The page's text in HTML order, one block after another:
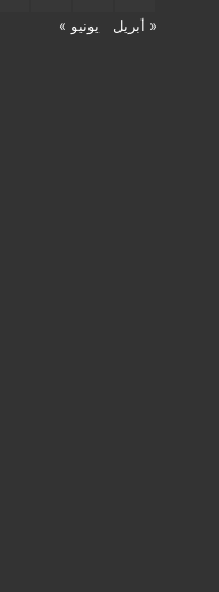
« أبريل يونيو »